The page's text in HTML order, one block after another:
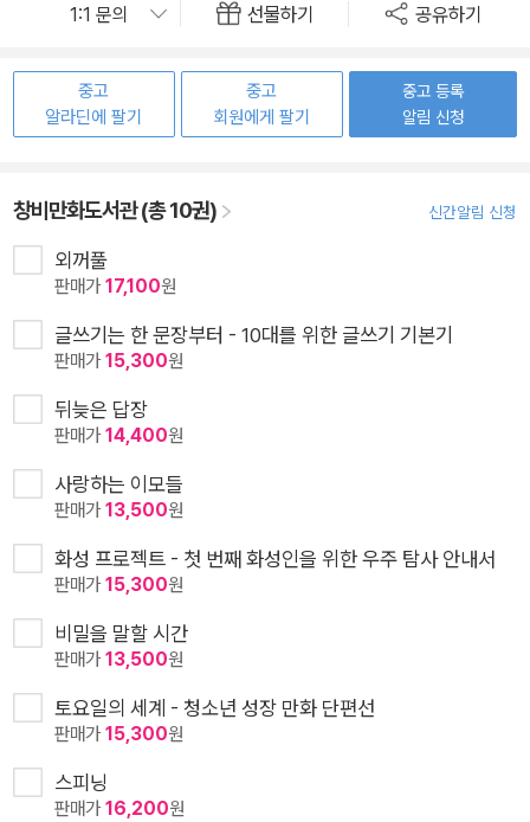
선물하기 공유하기
중고
알라딘에 팔기
중고
회원에게 팔기
중고 등록
알림 신청
창비만화도서관 (총 10권) 신간알림 신청
외꺼풀
판매가17,100원
글쓰기는 한 문장부터 - 10대를 위한 글쓰기 기본기
판매가15,300원
뒤늦은 답장
판매가14,400원
사랑하는 이모들
판매가13,500원
화성 프로젝트 - 첫 번째 화성인을 위한 우주 탐사 안내서
판매가15,300원
비밀을 말할 시간
판매가13,500원
토요일의 세계 - 청소년 성장 만화 단편선
판매가15,300원
스피닝
판매가16,200원